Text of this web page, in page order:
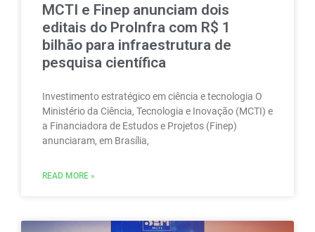
MCTI e Finep anunciam dois
editais do ProInfra com R$ 1
bilhão para infraestrutura de
pesquisa científica
Investimento estratégico em ciência e tecnologia O
Ministério da Ciência, Tecnologia e Inovação (MCTI) e
a Financiadora de Estudos e Projetos (Finep)
anunciaram, em Brasília,
READ MORE »